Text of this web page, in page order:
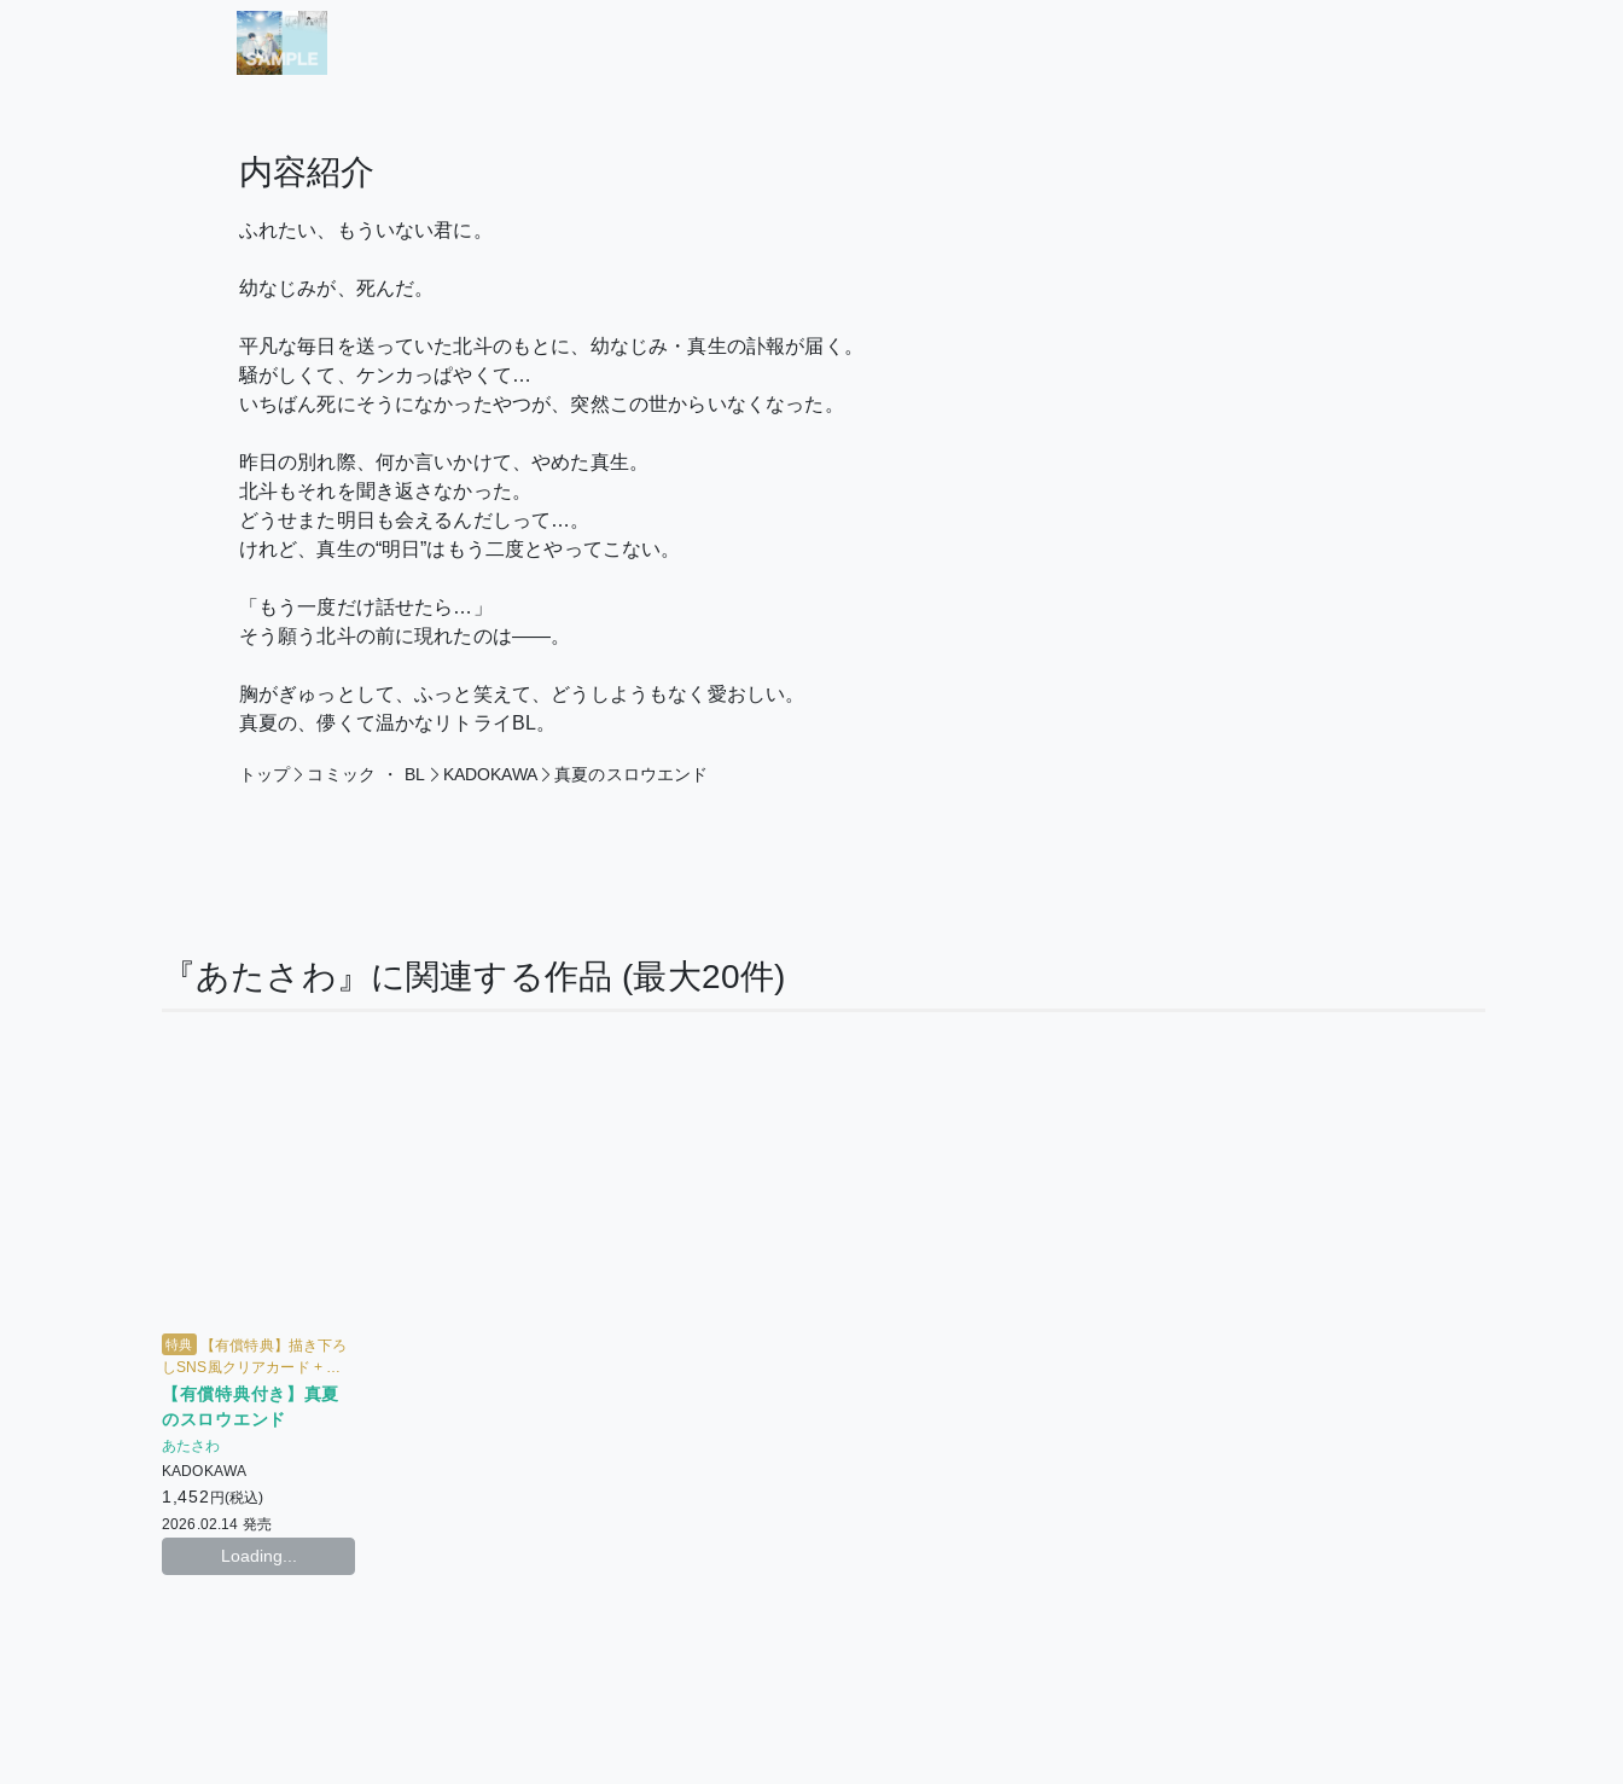
内容紹介
ふれたい、もういない君に。
幼なじみが、死んだ。
平凡な毎日を送っていた北斗のもとに、幼なじみ・真生の訃報が届く。
騒がしくて、ケンカっぱやくて…
いちばん死にそうになかったやつが、突然この世からいなくなった。
昨日の別れ際、何か言いかけて、やめた真生。
北斗もそれを聞き返さなかった。
どうせまた明日も会えるんだしって…。
けれど、真生の“明日”はもう二度とやってこない。
「もう一度だけ話せたら…」
そう願う北斗の前に現れたのは――。
胸がぎゅっとして、ふっと笑えて、どうしようもなく愛おしい。
真夏の、儚くて温かなリトライBL。
トップ コミック ・ BL KADOKAWA 真夏のスロウエンド
『あたさわ』に関連する作品 (最大20件)
特典
【有償特典】描き下ろ
しSNS風クリアカード + ホ
ーリン特典4Pリーフレット +
出版社描き下ろしマンガカー
【有償特典付き】真夏
のスロウエンド
あたさわ
KADOKAWA
1,452 円(税込)
2026.02.14 発売
Loading...